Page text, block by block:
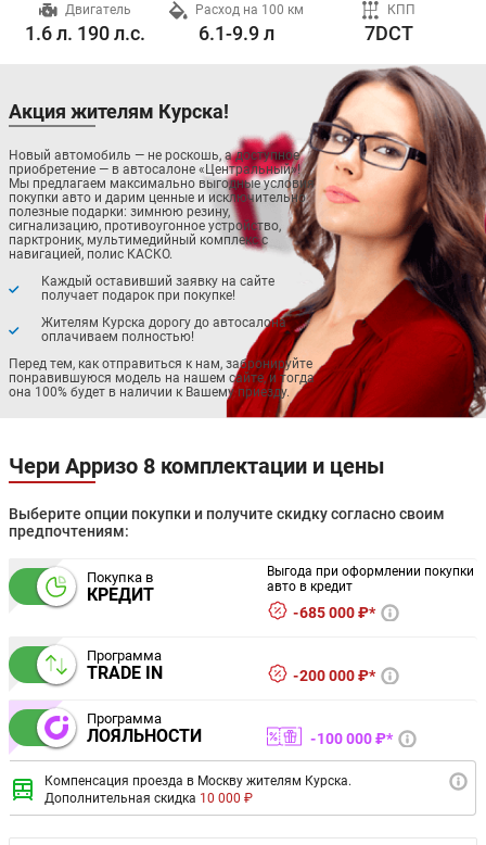
Двигатель
1.6 л. 190 л.с.
Расход на 100 км
6.1-9.9 л
КПП
7DCT
Акция жителям Курска!
Новый автомобиль — не роскошь, а доступное
приобретение — в автосалоне «Центральный»!
Мы предлагаем максимально выгодные условия
покупки авто и дарим ценные и исключительно
полезные подарки: зимнюю резину,
сигнализацию, противоугонное устройство,
парктроник, мультимедийный комплекс с
навигацией, полис КАСКО.
Каждый оставивший заявку на сайте
получает подарок при покупке!
Жителям Курска дорогу до автосалона
оплачиваем полностью!
Перед тем, как отправиться к нам, забронируйте
понравившуюся модель на нашем сайте, и тогда
она 100% будет в наличии к Вашему приезду.
Чери Арризо 8 комплектации и цены
Выберите опции покупки и получите скидку согласно своим
предпочтениям:
Покупка в
КРЕДИТ
Выгода при оформлении покупки
авто в кредит
685 000 ₽*
Программа
TRADE IN 200 000 ₽*
Программа
ЛОЯЛЬНОСТИ 100 000 ₽*
Компенсация проезда в Москву жителям Курска.
Дополнительная скидка 10 000 ₽